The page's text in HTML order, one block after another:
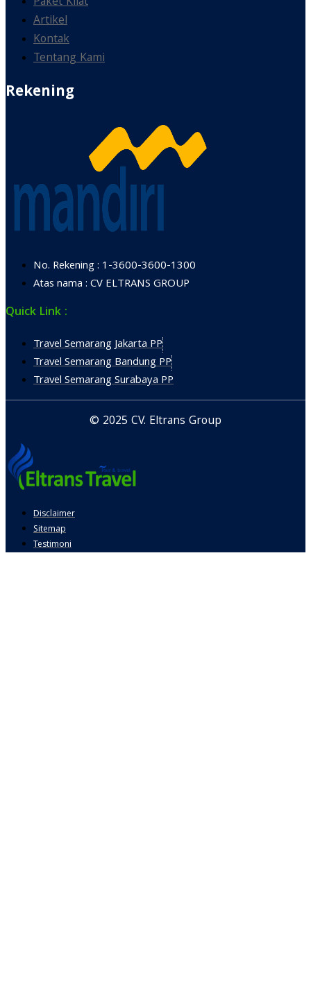
Artikel
Kontak
Tentang Kami
Rekening
No. Rekening : 1-3600-3600-1300
Atas nama : CV ELTRANS GROUP
Quick Link :
Travel Semarang Jakarta PP
Travel Semarang Bandung PP
Travel Semarang Surabaya PP
© 2025 CV. Eltrans Group
Disclaimer
Sitemap
Testimoni